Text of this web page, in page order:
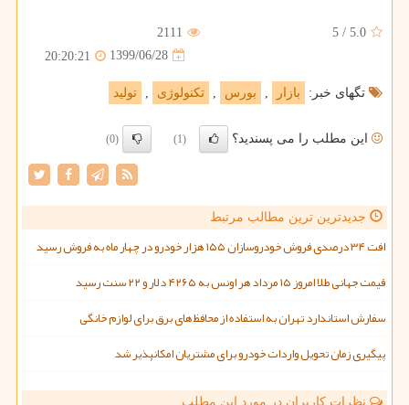
5.0
/
5
2111
1399/06/28
20:20:21
تگهای خبر: بازار , بورس , تكنولوژی , تولید
این مطلب را می پسندید؟ (1)
(0)
جدیدترین ترین مطالب مرتبط
افت ۳۴ درصدی فروش خودروسازان ۱۵۵ هزار خودرو در چهار ماه به فروش رسید
قیمت جهانی طلا امروز ۱۵ مرداد هر اونس به ۴۲۶۵ دلار و ۲۲ سنت رسید
سفارش استاندارد تهران به استفاده از محافظ های برق برای لوازم خانگی
پیگیری زمان تحویل واردات خودرو برای مشتریان امکانپذیر شد
نظرات کاربران در مورد این مطلب